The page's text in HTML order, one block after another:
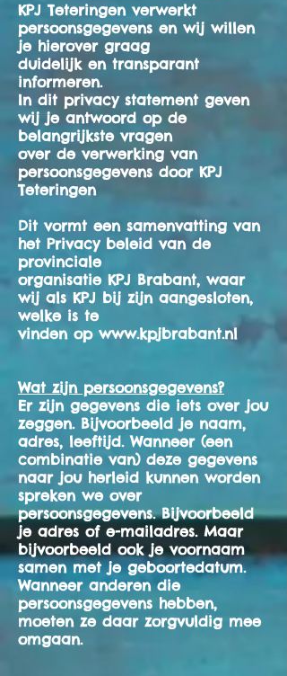
KPJ Teteringen verwerkt
persoonsgegevens en wij willen
je hierover graag
duidelijk en transparant
informeren.
In dit privacy statement geven
wij je antwoord op de
belangrijkste vragen
over de verwerking van
persoonsgegevens door KPJ
Teteringen
Dit vormt een samenvatting van
het Privacy beleid van de
provinciale
organisatie KPJ Brabant, waar
wij als KPJ bij zijn aangesloten,
welke is te
vinden op www.kpjbrabant.nl
Wat zijn persoonsgegevens?
Er zijn gegevens die iets over jou
zeggen. Bijvoorbeeld je naam,
adres, leeftijd. Wanneer (een
combinatie van) deze gegevens
naar jou herleid kunnen worden
spreken we over
persoonsgegevens. Bijvoorbeeld
je adres of e-mailadres. Maar
bijvoorbeeld ook je voornaam
samen met je geboortedatum.
Wanneer anderen die
persoonsgegevens hebben,
moeten ze daar zorgvuldig mee
omgaan.